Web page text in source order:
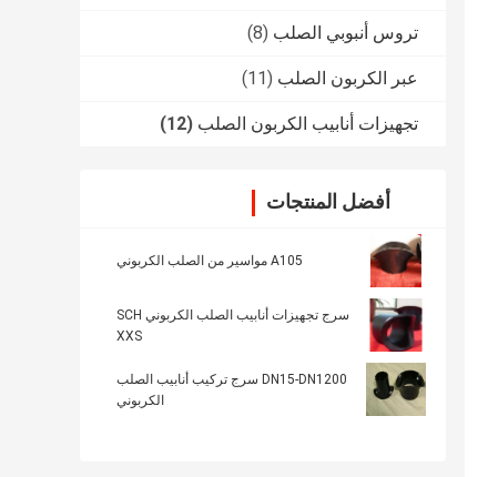
تروس أنبوبي الصلب (8)
عبر الكربون الصلب (11)
تجهيزات أنابيب الكربون الصلب (12)
أفضل المنتجات
A105 مواسير من الصلب الكربوني
سرج تجهيزات أنابيب الصلب الكربوني SCH
XXS
DN15-DN1200 سرج تركيب أنابيب الصلب
الكربوني